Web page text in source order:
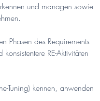
und managen sowie
Phasen des Requirements
RE-Aktivitäten
Tuning) kennen, anwenden